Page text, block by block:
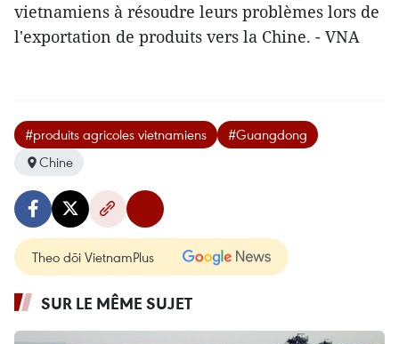
vietnamiens à résoudre leurs problèmes lors de
l'exportation de produits vers la Chine. - VNA
#produits agricoles vietnamiens
#Guangdong
Chine
Theo dõi VietnamPlus
SUR LE MÊME SUJET